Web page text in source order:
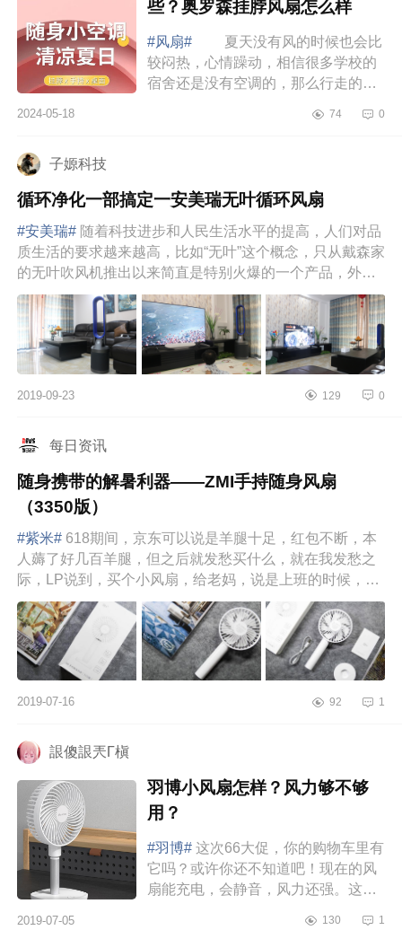
些？奥罗森挂脖风扇怎么样
#风扇#
夏天没有风的时候也会比
较闷热，心情躁动，相信很多学校的
宿舍还是没有空调的，那么行走的挂
大家介绍下挂脖风扇口碑最好的品牌
2024-05-18 74 0
子嫄科技
循环净化一部搞定一安美瑞无叶循环风扇
#安美瑞# 随着科技进步和人民生活水平的提高，人们对品
质生活的要求越来越高，比如“无叶”这个概念，只从戴森家
的无叶吹风机推出以来简直是特别火爆的一个产品，外观
上看不到风扇叶...
2019-09-23 129 0
每日资讯
随身携带的解暑利器——ZMI手持随身风扇
（3350版）
#紫米# 618期间，京东可以说是羊腿十足，红包不断，本
人薅了好几百羊腿，但之后就发愁买什么，就在我发愁之
际，LP说到，买个小风扇，给老妈，说是上班的时候，同
事都是人手一个小风...
2019-07-16 92 1
詪傻詪兲Γ槇
羽博小风扇怎样？风力够不够
用？
#羽博# 这次66大促，你的购物车里有
它吗？或许你还不知道吧！现在的风
扇能充电，会静音，风力还强。这是
2019-07-05 130 1